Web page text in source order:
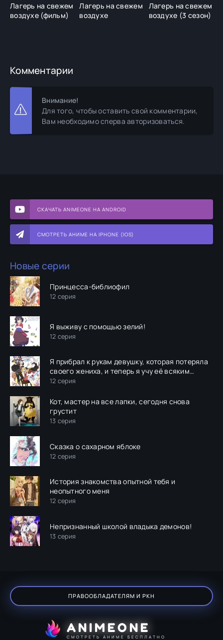
СКАЧАТЬ ANIMEONE НА ANDROID
СМОТРЕТЬ АНИМЕ НА IPHONE (IOS)
Новые серии
Принцесса-библиофил
12 серия
Я выживу с помощью зелий!
12 серия
Я прибрал к рукам девушку, которая потеряла
своего жениха, и теперь я учу её всяким
плохим вещам
12 серия
Кот, мастер на все лапки, сегодня снова
грустит
13 серия
Сказка о сахарном яблоке
12 серия
История знакомства опытной тебя и
неопытного меня
12 серия
Непризнанный школой владыка демонов!
13 серия
Лагерь на свежем
воздухе (фильм)
Лагерь на свежем
воздухе
Лагерь на свежем
воздухе (3 сезон)
Комментарии
Внимание!
Для того, чтобы оставить свой комментарии,
Вам необходимо сперва авторизоваться.
ПРАВООБЛАДАТЕЛЯМ И РКН
ANIMEONE
СМОТРЕТЬ АНИМЕ БЕСПЛАТНО